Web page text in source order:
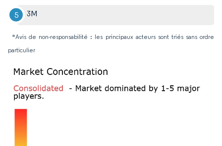
3M
*Avis de non-responsabilité : les principaux acteurs sont triés sans ordre
particulier